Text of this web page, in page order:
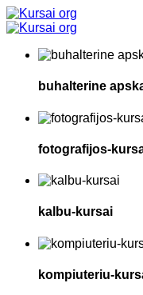
buhalterine
fotografijos-
kalbu-kursai
kompiuteriu-